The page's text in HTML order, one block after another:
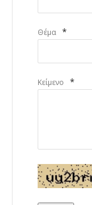
Θέμα *
Κείμενο *